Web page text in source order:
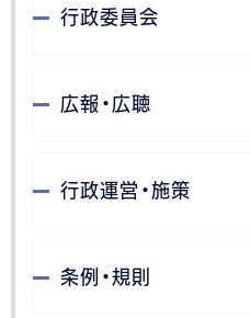
行政委員会
広報・広聴
行政運営・施策
条例・規則